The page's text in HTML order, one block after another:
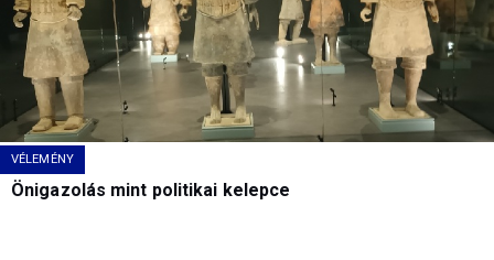
VÉLEMÉNY
Önigazolás mint politikai kelepce